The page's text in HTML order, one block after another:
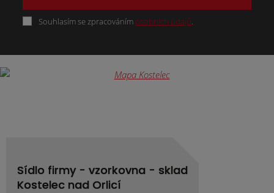
Souhlasím se zpracováním osobních údajů.
Sídlo firmy - vzorkovna - sklad
Kostelec nad Orlicí